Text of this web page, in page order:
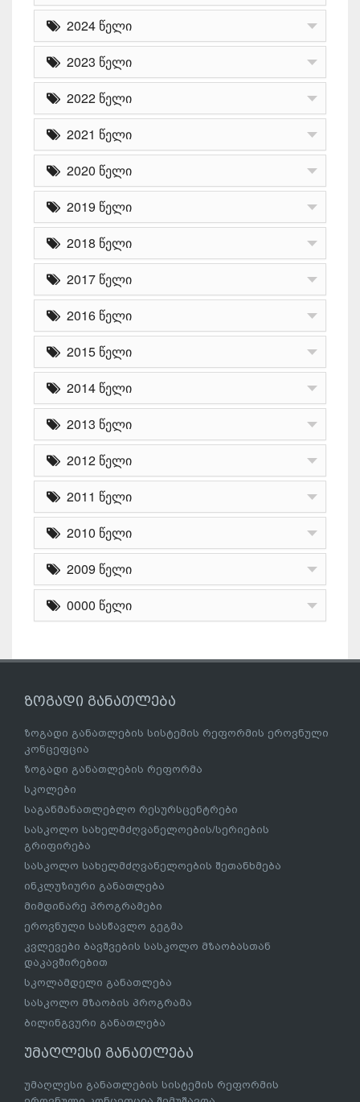
2024 წელი
2023 წელი
2022 წელი
2021 წელი
2020 წელი
2019 წელი
2018 წელი
2017 წელი
2016 წელი
2015 წელი
2014 წელი
2013 წელი
2012 წელი
2011 წელი
2010 წელი
2009 წელი
0000 წელი
ზოგადი განათლება
ზოგადი განათლების სისტემის რეფორმის ეროვნული
კონცეფცია
ზოგადი განათლების რეფორმა
სკოლები
საგანმანათლებლო რესურსცენტრები
სასკოლო სახელმძღვანელოების/სერიების
გრიფირება
სასკოლო სახელმძღვანელოების შეთანხმება
ინკლუზიური განათლება
მიმდინარე პროგრამები
ეროვნული სასწავლო გეგმა
კვლევები ბავშვების სასკოლო მზაობასთან
დაკავშირებით
სკოლამდელი განათლება
სასკოლო მზაობის პროგრამა
ბილინგვური განათლება
უმაღლესი განათლება
უმაღლესი განათლების სისტემის რეფორმის